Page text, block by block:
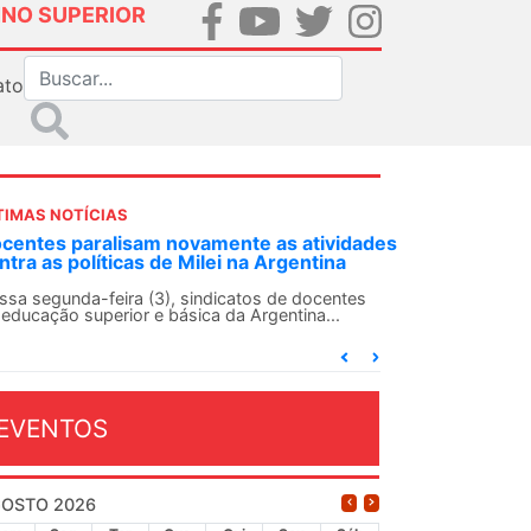
SUPERIOR
NOTÍCIAS
SN convoca docentes para Dia de
Internacionalista com Cuba em
de agosto
SN conclama suas seções sindicais e o